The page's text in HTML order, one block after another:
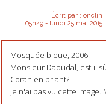
Écrit par : onclin
05h49- lundi 25 mai 2015
Mosquée bleue, 2006.
Monsieur Daoudal, est-il
Coran en priant?
Je n'ai pas vu cette